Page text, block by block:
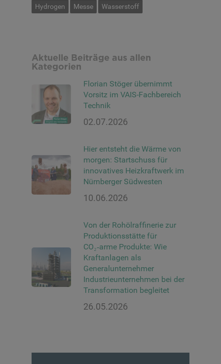
Akzeptieren
Hydrogen
Messe Wasserstoff
Aktuelle Beiträge aus allen
Kategorien
Florian Stöger übernimmt
Vorsitz im VAIS-Fachbereich
Technik
02.07.2026
Hier entsteht die Wärme von
morgen: Startschuss für
innovatives Heizkraftwerk im
Nürnberger Südwesten
10.06.2026
Von der Rohölraffinerie zur
Produktionsstätte für
CO₂‑arme Produkte: Wie
Kraftanlagen als
Generalunternehmer
Industrieunternehmen bei der
Transformation begleitet
26.05.2026